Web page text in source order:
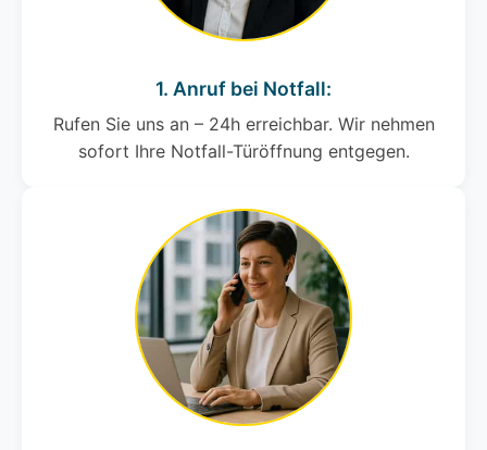
1. Anruf bei Notfall:
Rufen Sie uns an – 24h erreichbar. Wir nehmen
sofort Ihre Notfall-Türöffnung entgegen.